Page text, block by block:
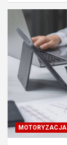
MOTORYZACJA